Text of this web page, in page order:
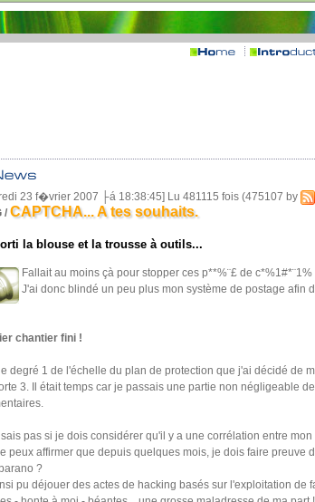
23 f�vrier 2007 ├á 18:38:45] Lu 481115 fois (475107 by
/ CAPTCHA... A tes souhaits.
la blouse et la trousse à outils...
Fallait au moins çà pour stopper ces p**%¨£ de
J'ai donc blindé un peu plus mon système de postage afin
chantier fini !
degré 1 de l'échelle du plan de protection que j'ai décidé de
3. Il était temps car je passais une partie non négligeable
pas si je dois considérer qu'il y a une corrélation entre
peux affirmer que depuis quelques mois, je dois faire preuve
?
pu déjouer des actes de hacking basés sur l'exploitation de